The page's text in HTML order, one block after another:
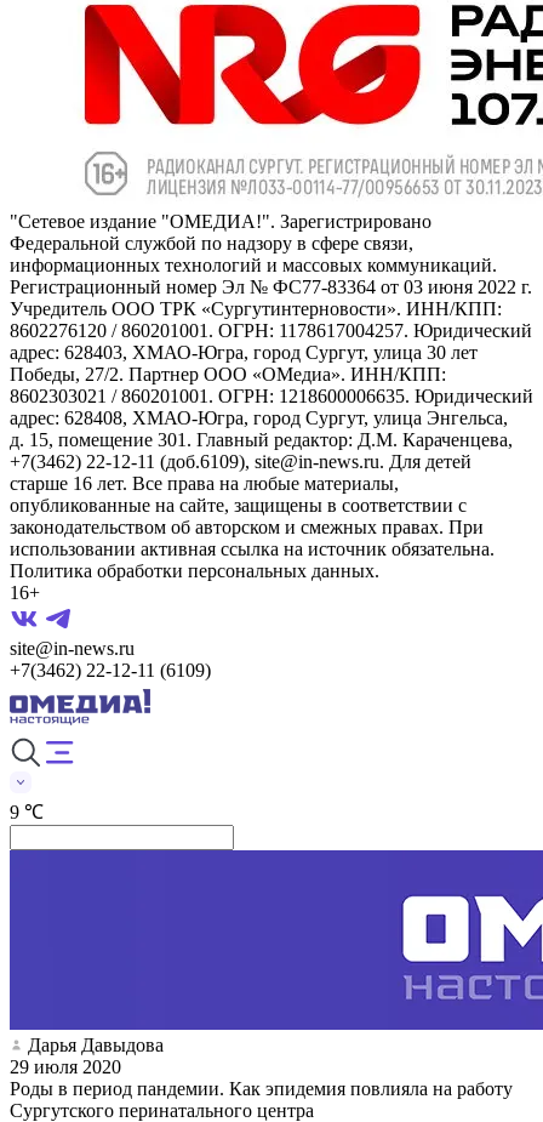
"Сетевое издание "ОМЕДИА!". Зарегистрировано
Федеральной службой по надзору в сфере связи,
информационных технологий и массовых коммуникаций.
Регистрационный номер Эл № ФС77-83364 от 03 июня 2022 г.
Учредитель ООО ТРК «Сургутинтерновости». ИНН/КПП:
8602276120 / 860201001. ОГРН: 1178617004257. Юридический
адрес: 628403, ХМАО-Югра, город Сургут, улица 30 лет
Победы, 27/2. Партнер ООО «ОМедиа». ИНН/КПП:
8602303021 / 860201001. ОГРН: 1218600006635. Юридический
адрес: 628408, ХМАО-Югра, город Сургут, улица Энгельса,
д. 15, помещение 301. Главный редактор: Д.М. Караченцева,
+7(3462) 22-12-11 (доб.6109), site@in-news.ru. Для детей
старше 16 лет. Все права на любые материалы,
опубликованные на сайте, защищены в соответствии с
законодательством об авторском и смежных правах. При
использовании активная ссылка на источник обязательна.
Политика обработки персональных данных.
16+
site@in-news.ru
+7(3462) 22-12-11 (6109)
9 ℃
Дарья Давыдова
29 июля 2020
Роды в период пандемии. Как эпидемия повлияла на работу
Сургутского перинатального центра